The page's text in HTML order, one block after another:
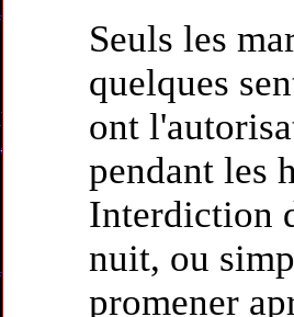
Seuls les
quelques
ont
pendant les
Interdiction
nuit, ou
promener